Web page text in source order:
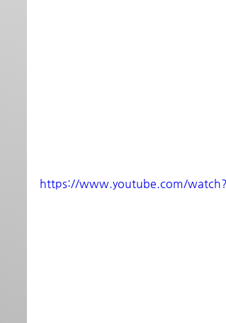
https://www.youtube.com/